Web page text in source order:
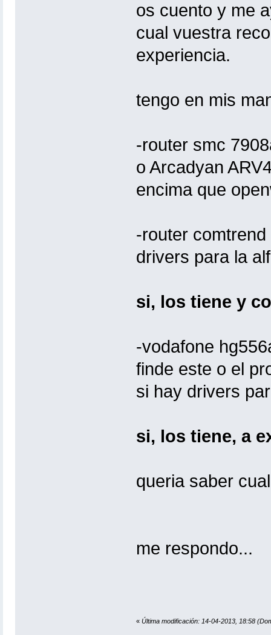
os cuento y me
cual vuestra
experiencia.
tengo en mis
-router smc
o Arcadyan
encima que
-router
drivers para la
si, los tiene y
-vodafone
finde este o el
si hay drivers
si, los tiene, a
queria saber
me respondo...
« Última modificación: 14-04-2013, 18:58